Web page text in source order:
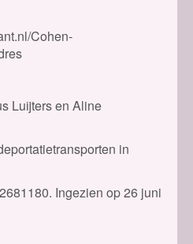
Cohen-
Luijters en Aline
in
Ingezien op 26 juni